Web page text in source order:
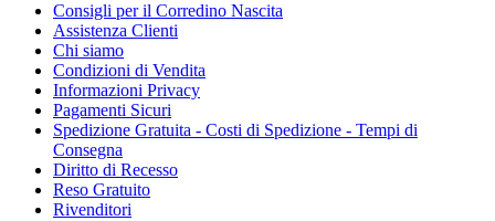
Consigli per il Corredino Nascita
Assistenza Clienti
Chi siamo
Condizioni di Vendita
Informazioni Privacy
Pagamenti Sicuri
Spedizione Gratuita - Costi di Spedizione - Tempi di
Consegna
Diritto di Recesso
Reso Gratuito
Rivenditori